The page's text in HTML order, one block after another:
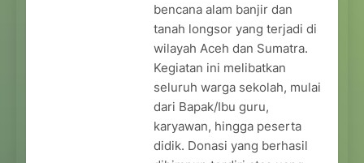
bencana alam banjir dan
tanah longsor yang terjadi di
wilayah Aceh dan Sumatra.
Kegiatan ini melibatkan
seluruh warga sekolah, mulai
dari Bapak/Ibu guru,
karyawan, hingga peserta
didik. Donasi yang berhasil